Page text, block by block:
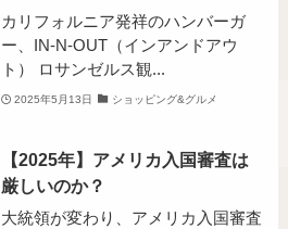
カリフォルニア発祥のハンバーガ
ー、IN-N-OUT（インアンドアウ
ト） ロサンゼルス観...
2025年5月13日 ショッピング&グルメ
【2025年】アメリカ入国審査は
厳しいのか？
大統領が変わり、アメリカ入国審査